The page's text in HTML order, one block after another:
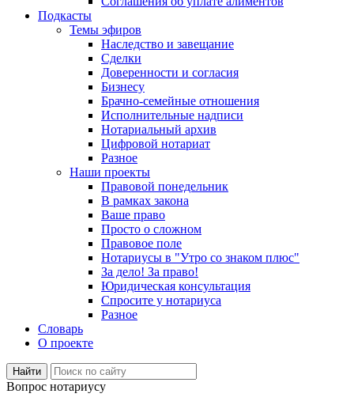
Подкасты
Темы эфиров
Наследство и завещание
Сделки
Доверенности и согласия
Бизнесу
Брачно-семейные отношения
Исполнительные надписи
Нотариальный архив
Цифровой нотариат
Разное
Наши проекты
Правовой понедельник
В рамках закона
Ваше право
Просто о сложном
Правовое поле
Нотариусы в "Утро со знаком плюс"
За дело! За право!
Юридическая консультация
Спросите у нотариуса
Разное
Словарь
О проекте
Вопрос нотариусу